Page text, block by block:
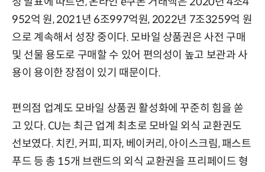
952억 원, 2021년 6조997억원, 2022년 7조3259억 원
으로 계속해서 성장 중이다. 모바일 상품권은 사전 구매
및 선물 용도로 구매할 수 있어 편의성이 높고 보관과 사
용이 용이한 장점이 있기 때문이다.
편의점 업계도 모바일 상품권 활성화에 꾸준히 힘을 쏟
고 있다. CU는 최근 업계 최초로 모바일 외식 교환권도
선보였다. 치킨, 커피, 피자, 베이커리, 아이스크림, 패스트
푸드 등 총 15개 브랜드의 외식 교환권을 프리페이드 형